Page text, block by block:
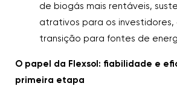
de biogás mais rentáveis,
atrativos para os
transição para fontes de
O papel da Flexsol: fiabilidade e
primeira etapa